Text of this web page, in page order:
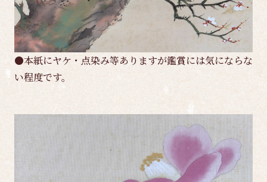
●本紙にヤケ・点染み等ありますが鑑賞には気にならな
い程度です。